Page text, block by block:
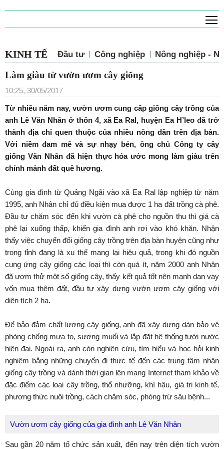
KINH TẾ Đầu tư Công nghiệp Nông nghiệp -
Làm giàu từ vườn ươm cây giống
10:25, 30/05/2017
Từ nhiều năm nay, vườn ươm cung cấp giống cây trồng của
anh Lê Văn Nhân ở thôn 4, xã Ea Ral, huyện Ea H’leo đã trở
thành địa chỉ quen thuộc của nhiều nông dân trên địa bàn.
Với niềm đam mê và sự nhạy bén, ông chủ Công ty cây
giống Văn Nhân đã hiện thực hóa ước mong làm giàu trên
chính mảnh đất quê hương.
Cùng gia đình từ Quảng Ngãi vào xã Ea Ral lập nghiệp từ năm
1995, anh Nhân chỉ đủ điều kiện mua được 1 ha đất trồng cà phê.
Đầu tư chăm sóc đến khi vườn cà phê cho nguồn thu thì giá cà
phê lại xuống thấp, khiến gia đình anh rơi vào khó khăn. Nhận
thấy việc chuyển đổi giống cây trồng trên địa bàn huyện cũng như
trong tỉnh đang là xu thế mang lại hiệu quả, trong khi đó nguồn
cung ứng cây giống các loại thì còn quá ít, năm 2000 anh Nhân
đã ươm thử một số giống cây, thấy kết quả tốt nên mạnh dạn vay
vốn mua thêm đất, đầu tư xây dựng vườn ươm cây giống với
diện tích 2 ha.
Để bảo đảm chất lượng cây giống, anh đã xây dựng dàn bảo vệ
phòng chống mưa to, sương muối và lắp đặt hệ thống tưới nước
hiện đại. Ngoài ra, anh còn nghiên cứu, tìm hiểu và học hỏi kinh
nghiệm bằng những chuyến đi thực tế đến các trung tâm nhân
giống cây trồng và dành thời gian lên mạng Internet tham khảo về
đặc điểm các loại cây trồng, thổ nhưỡng, khí hậu, giá trị kinh tế,
phương thức nuôi trồng, cách chăm sóc, phòng trừ sâu bệnh...
Vườn ươm cây giống của gia đình anh Lê Văn Nhân
Sau gần 20 năm tổ chức sản xuất, đến nay trên diện tích vườn